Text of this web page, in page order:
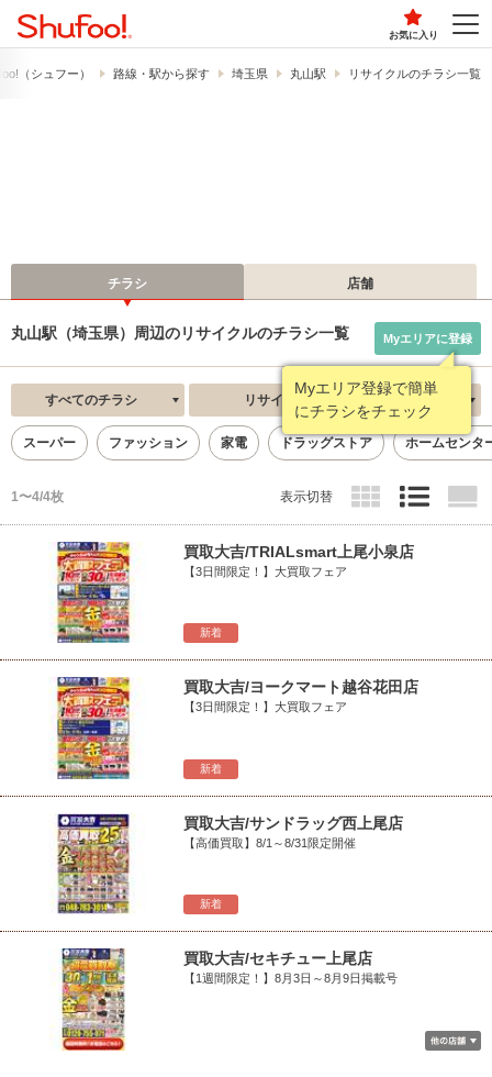
お気に入り
（シュフー） 路線・駅から探す 埼玉県 丸山駅 リサイクルのチラシ一覧
チラシ 店舗
丸山駅（埼玉県）周辺のリサイクルのチラシ一覧
Myエリア登録で簡単
にチラシをチェック
Myエリアに登録
すべてのチラシ リサイクル 新着順
スーパー ファッション 家電 ドラッグストア ホームセンタ
1〜4/4枚 表示切替
新着
買取大吉/TRIALsmart上尾小泉店
【3日間限定！】大買取フェア
新着
買取大吉/ヨークマート越谷花田店
【3日間限定！】大買取フェア
新着
買取大吉/サンドラッグ西上尾店
【高価買取】8/1～8/31限定開催
買取大吉/セキチュー上尾店
【1週間限定！】8月3日～8月9日掲載号